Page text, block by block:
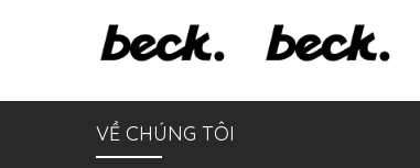
VỀ CHÚNG TÔI